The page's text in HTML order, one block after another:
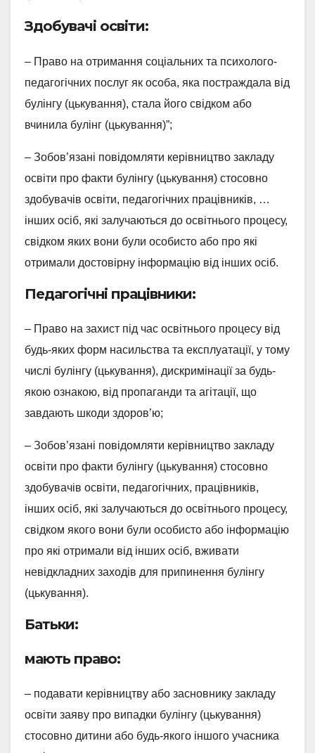
Здобувачі освіти:
– Право на отримання соціальних та психолого-
педагогічних послуг як особа, яка постраждала від
булінгу (цькування), стала його свідком або
вчинила булінг (цькування)”;
– Зобов’язані повідомляти керівництво закладу
освіти про факти булінгу (цькування) стосовно
здобувачів освіти, педагогічних працівників, …
інших осіб, які залучаються до освітнього процесу,
свідком яких вони були особисто або про які
отримали достовірну інформацію від інших осіб.
Педагогічні працівники:
– Право на захист під час освітнього процесу від
будь-яких форм насильства та експлуатації, у тому
числі булінгу (цькування), дискримінації за будь-
якою ознакою, від пропаганди та агітації, що
завдають шкоди здоров’ю;
– Зобов’язані повідомляти керівництво закладу
освіти про факти булінгу (цькування) стосовно
здобувачів освіти, педагогічних, працівників,
інших осіб, які залучаються до освітнього процесу,
свідком якого вони були особисто або інформацію
про які отримали від інших осіб, вживати
невідкладних заходів для припинення булінгу
(цькування).
Батьки:
мають право:
– подавати керівництву або засновнику закладу
освіти заяву про випадки булінгу (цькування)
стосовно дитини або будь-якого іншого учасника